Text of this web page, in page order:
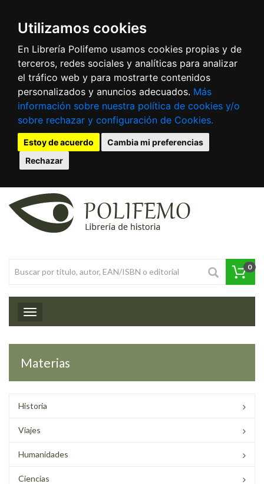
Utilizamos cookies
En Librería Polifemo usamos cookies propias y de
terceros, redes sociales y analíticas para analizar
el tráfico web y para mostrarte contenidos
personalizados y anuncios adecuados. Más
información sobre nuestra política de cookies y/o
sobre rechazar y configuración de Cookies.
Estoy de acuerdo
Cambia mi preferencias
Rechazar
0
Toggle navigation
Materias
Historia
Viajes
Humanidades
Ciencias